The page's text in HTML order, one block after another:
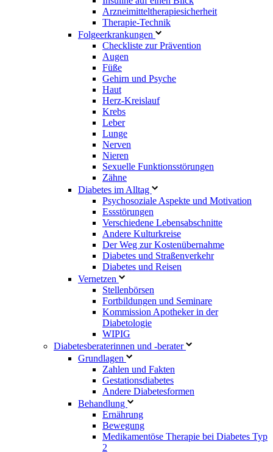
Arzneimitteltherapie­sicherheit
Therapie-Technik
Fol­ge­er­kran­kun­gen
Checkliste zur Prävention
Augen
Füße
Gehirn und Psyche
Haut
Herz-Kreislauf
Krebs
Leber
Lunge
Nerven
Nieren
Sexuelle Funktionsstörungen
Zähne
Diabetes im Alltag
Psychosoziale Aspekte und Motivation
Essstörungen
Verschiedene Lebensabschnitte
Andere Kulturkreise
Der Weg zur Kostenübernahme
Diabetes und Straßenverkehr
Diabetes und Reisen
Vernetzen
Stellenbörsen
Fortbildungen und Seminare
Kommission Apotheker in der
Diabetologie
WIPIG
Diabetesberaterinnen und -berater
Grundlagen
Zahlen und Fakten
Gestationsdiabetes
Andere Diabetesformen
Behandlung
Ernährung
Bewegung
Medikamentöse Therapie bei Diabetes Typ
2